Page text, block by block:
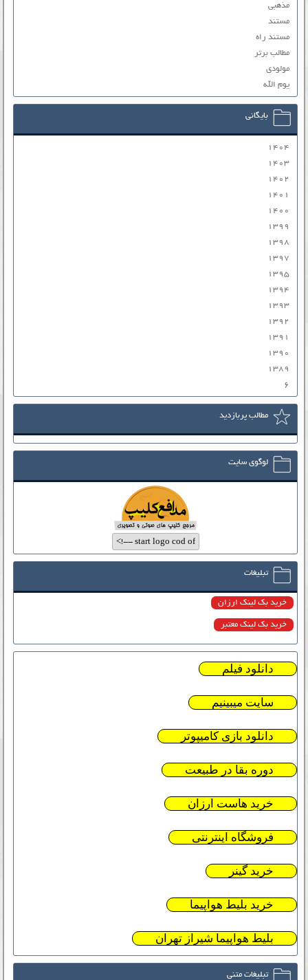
مذهبی
مستند
مستند راه
مطالب برتر
مولودی
یوم الله
بایگانی
۱۴۰۴
۱۴۰۳
۱۴۰۲
۱۴۰۱
۱۴۰۰
۱۳۹۹
۱۳۹۸
۱۳۹۷
۱۳۹۵
۱۳۹۴
۱۳۹۳
۱۳۹۲
۱۳۹۱
۱۳۹۰
۱۳۸۹
۶
مطالب پربازدید
لوگوی سایت
تبلیغات
خرید بک لینک ارزان
خرید بک لینک معتبر
دانلود فیلم
سایت میبینیم
دانلود بازی کامیپوتر
دوره بقا در طبیعت
خرید هاست ارزان
فروشگاه اینترنتی
خرید گینر
خرید بلیط هواپیما
بلیط هواپیما شیراز تهران
تبلیغات متنی